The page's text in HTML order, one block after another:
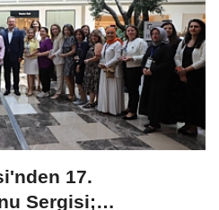
İÇİN TIKLAYINIZ